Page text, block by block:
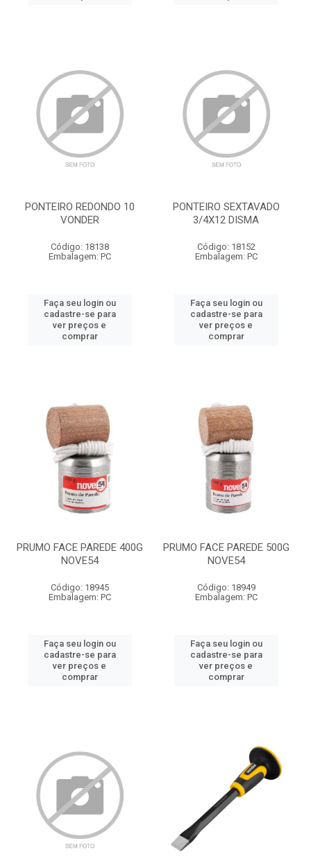
PONTEIRO REDONDO 10
VONDER
Código: 18138
Embalagem: PC
Faça seu login ou
cadastre-se para
ver preços e
comprar
PONTEIRO SEXTAVADO
3/4X12 DISMA
Código: 18152
Embalagem: PC
Faça seu login ou
cadastre-se para
ver preços e
comprar
PRUMO FACE PAREDE 400G
NOVE54
Código: 18945
Embalagem: PC
Faça seu login ou
cadastre-se para
ver preços e
comprar
PRUMO FACE PAREDE 500G
NOVE54
Código: 18949
Embalagem: PC
Faça seu login ou
cadastre-se para
ver preços e
comprar